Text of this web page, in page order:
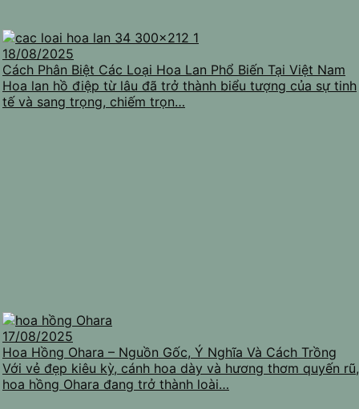
18/08/2025
Cách Phân Biệt Các Loại Hoa Lan Phổ Biến Tại Việt Nam
Hoa lan hồ điệp từ lâu đã trở thành biểu tượng của sự tinh
tế và sang trọng, chiếm trọn…
17/08/2025
Hoa Hồng Ohara – Nguồn Gốc, Ý Nghĩa Và Cách Trồng
Với vẻ đẹp kiêu kỳ, cánh hoa dày và hương thơm quyến rũ,
hoa hồng Ohara đang trở thành loài…